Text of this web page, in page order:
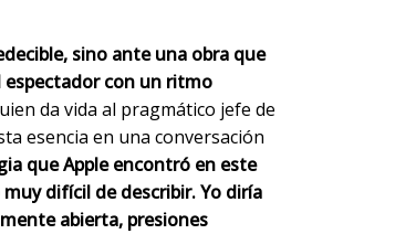
sino ante una obra que
con un ritmo
da vida al pragmático jefe de
esencia en una conversación
que Apple encontró en este
difícil de describir. Yo diría
abierta, presiones